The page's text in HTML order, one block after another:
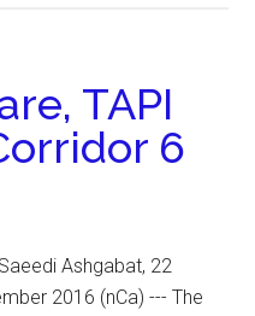
TAPI
6
Ashgabat, 22
2016 (nCa) --- The